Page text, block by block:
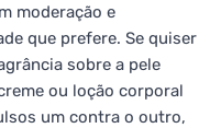
moderação e
que prefere. Se quiser
sobre a pele
ou loção corporal
um contra o outro,